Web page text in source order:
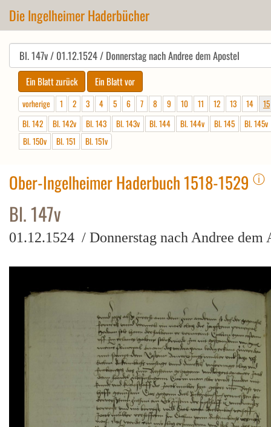
Die Ingelheimer Haderbücher
vorherige 1 2 3 4 5 6 7 8 9 10 11 12 13 14
15
Bl. 142
Bl. 142v Bl. 143 Bl. 143v Bl. 144 Bl. 144v Bl. 145
Bl. 145v
Bl. 150v
Bl. 151 Bl. 151v
Ober-Ingelheimer Haderbuch 1518-1529 ⓘ
Bl. 147v
01.12.1524 / Donnerstag nach Andree dem